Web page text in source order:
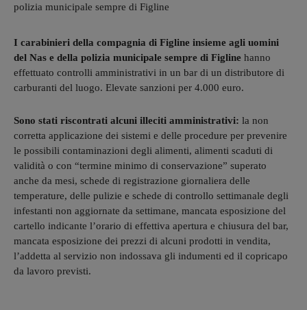
polizia municipale sempre di Figline
I carabinieri della compagnia di Figline insieme agli uomini
del Nas e della polizia municipale sempre di Figline hanno
effettuato controlli amministrativi in un bar di un distributore di
carburanti del luogo. Elevate sanzioni per 4.000 euro.
Sono stati riscontrati alcuni illeciti amministrativi: la non
corretta applicazione dei sistemi e delle procedure per prevenire
le possibili contaminazioni degli alimenti, alimenti scaduti di
validità o con “termine minimo di conservazione” superato
anche da mesi, schede di registrazione giornaliera delle
temperature, delle pulizie e schede di controllo settimanale degli
infestanti non aggiornate da settimane, mancata esposizione del
cartello indicante l’orario di effettiva apertura e chiusura del bar,
mancata esposizione dei prezzi di alcuni prodotti in vendita,
l’addetta al servizio non indossava gli indumenti ed il copricapo
da lavoro previsti.